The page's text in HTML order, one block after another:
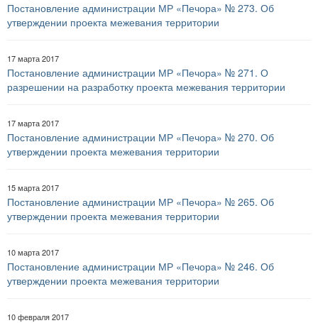
Постановление администрации МР «Печора» № 273. Об
утверждении проекта межевания территории
17 марта 2017
Постановление администрации МР «Печора» № 271. О
разрешении на разработку проекта межевания территории
17 марта 2017
Постановление администрации МР «Печора» № 270. Об
утверждении проекта межевания территории
15 марта 2017
Постановление администрации МР «Печора» № 265. Об
утверждении проекта межевания территории
10 марта 2017
Постановление администрации МР «Печора» № 246. Об
утверждении проекта межевания территории
10 февраля 2017